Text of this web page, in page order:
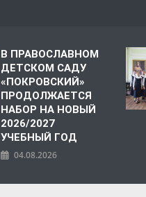
В ПРАВОСЛАВНОМ
ДЕТСКОМ САДУ
«ПОКРОВСКИЙ»
ПРОДОЛЖАЕТСЯ
НАБОР НА НОВЫЙ
2026/2027
УЧЕБНЫЙ ГОД
04.08.2026